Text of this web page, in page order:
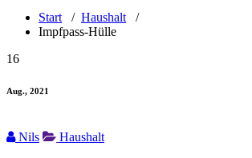
Start / Haushalt /
Impfpass-Hülle
16
Aug., 2021
Nils Haushalt